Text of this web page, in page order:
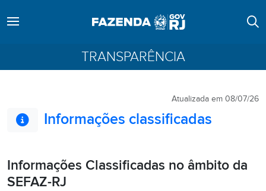
TRANSPARÊNCIA
Atualizada em 08/07/26
Informações classificadas
Informações Classificadas no âmbito da
SEFAZ-RJ